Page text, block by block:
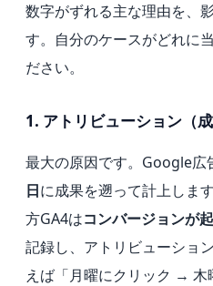
数字がずれる主な理由を、
す。自分のケースがどれに
ださい。
1. アトリビューション（
最大の原因です。Google広
日に成果を遡って計上しま
方GA4はコンバージョンが
記録し、アトリビューショ
えば「月曜にクリック → 木